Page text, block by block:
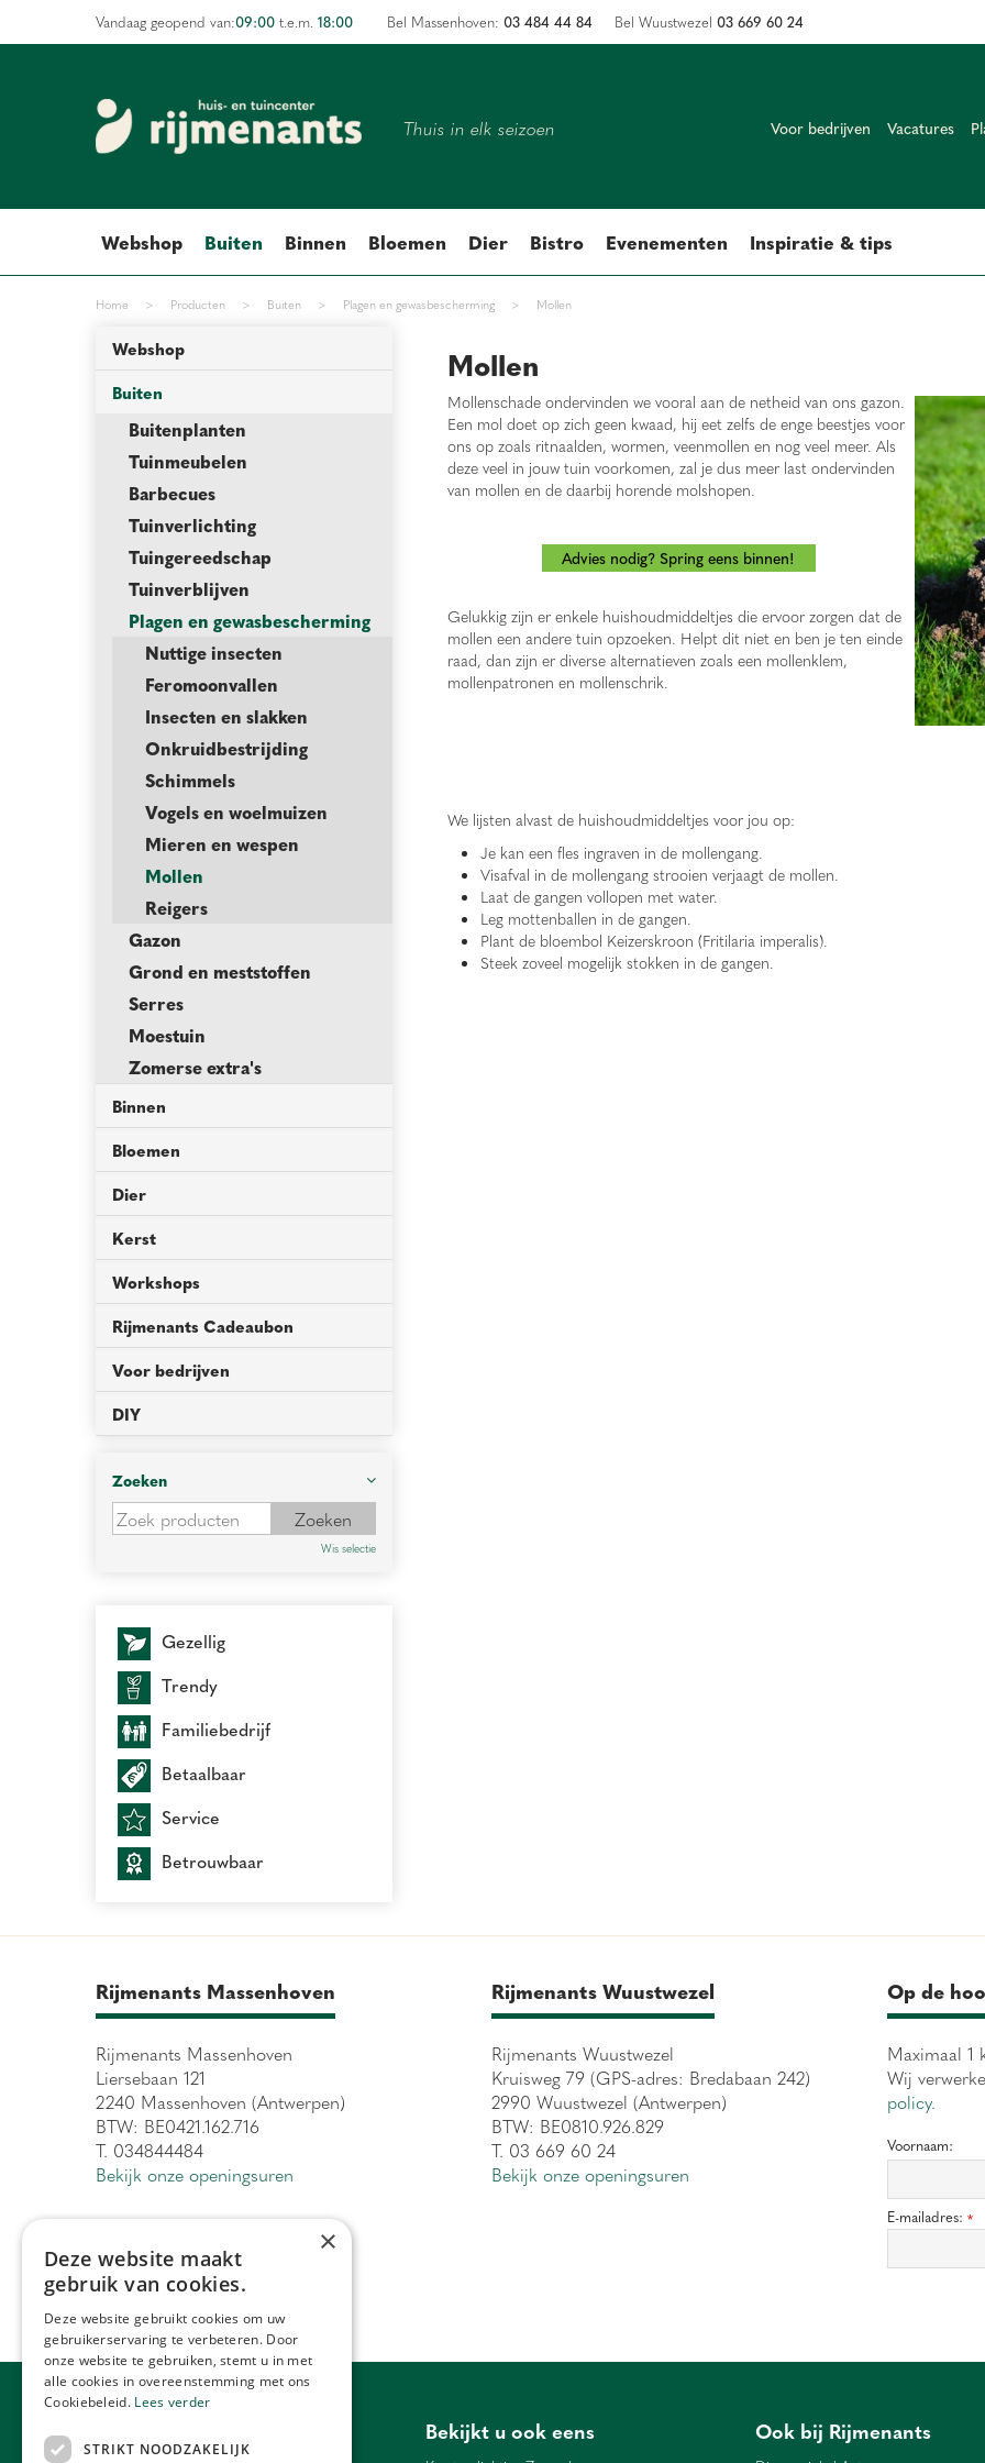
Home > Producten > Buiten > Plagen en gewasbescherming > Mollen
Vandaag geopend van:09:00 t.e.m. 18:00
Thuis in elk seizoen Voor bedrijven Vacatures
Webshop Buiten Binnen Bloemen Dier Bistro Evenementen Inspiratie & tips
Bel Massenhoven: 03 484 44 84 Bel Wuustwezel 03 669 60 24
Mollen
Mollenschade ondervinden we vooral aan de netheid van ons gazon.
Een mol doet op zich geen kwaad, hij eet zelfs de enge beestjes voor
ons op zoals ritnaalden, wormen, veenmollen en nog veel meer. Als
deze veel in jouw tuin voorkomen, zal je dus meer last ondervinden
van mollen en de daarbij horende molshopen.
Advies nodig? Spring eens binnen!
Gelukkig zijn er enkele huishoudmiddeltjes die ervoor zorgen dat de
mollen een andere tuin opzoeken. Helpt dit niet en ben je ten einde
raad, dan zijn er diverse alternatieven zoals een mollenklem,
mollenpatronen en mollenschrik.
We lijsten alvast de huishoudmiddeltjes voor jou op:
Je kan een fles ingraven in de mollengang.
Visafval in de mollengang strooien verjaagt de mollen.
Laat de gangen vollopen met water.
Leg mottenballen in de gangen.
Plant de bloembol Keizerskroon (Fritilaria imperalis).
Steek zoveel mogelijk stokken in de gangen.
Webshop
Buiten
Buitenplanten
Tuinmeubelen
Barbecues
Tuinverlichting
Tuingereedschap
Tuinverblijven
Plagen en gewasbescherming
Nuttige insecten
Feromoonvallen
Insecten en slakken
Onkruidbestrijding
Schimmels
Vogels en woelmuizen
Mieren en wespen
Mollen
Reigers
Gazon
Grond en meststoffen
Serres
Moestuin
Zomerse extra's
Binnen
Bloemen
Dier
Kerst
Workshops
Rijmenants Cadeaubon
Voor bedrijven
DIY
Zoeken
Wis selectie
Gezellig
Trendy
Familiebedrijf
Betaalbaar
Service
Betrouwbaar
Rijmenants Massenhoven
Rijmenants Massenhoven
Liersebaan 121
2240 Massenhoven (Antwerpen)
BTW: BE0421.162.716
T. 034844484
Bekijk onze openingsuren
Rijmenants Wuustwezel
Rijmenants Wuustwezel
Kruisweg 79 (GPS-adres: Bredabaan 242)
2990 Wuustwezel (Antwerpen)
BTW: BE0810.926.829
T. 03 669 60 24
Bekijk onze openingsuren
Op de
Maximaal 1
Wij
policy.
Voornaam:
E-mailadres: *
Bekijkt u ook eens Ook bij Rijmenants
×
Deze website maakt
gebruik van cookies.
Deze website gebruikt cookies om uw
gebruikerservaring te verbeteren. Door
onze website te gebruiken, stemt u in met
alle cookies in overeenstemming met ons
Cookiebeleid. Lees verder
STRIKT NOODZAKELIJK